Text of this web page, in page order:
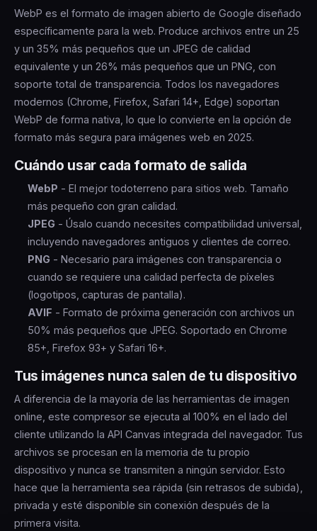
WebP es el formato de imagen abierto de Google diseñado
específicamente para la web. Produce archivos entre un 25
y un 35% más pequeños que un JPEG de calidad
equivalente y un 26% más pequeños que un PNG, con
soporte total de transparencia. Todos los navegadores
modernos (Chrome, Firefox, Safari 14+, Edge) soportan
WebP de forma nativa, lo que lo convierte en la opción de
formato más segura para imágenes web en 2025.
Cuándo usar cada formato de salida
WebP - El mejor todoterreno para sitios web. Tamaño
más pequeño con gran calidad.
JPEG - Úsalo cuando necesites compatibilidad universal,
incluyendo navegadores antiguos y clientes de correo.
PNG - Necesario para imágenes con transparencia o
cuando se requiere una calidad perfecta de píxeles
(logotipos, capturas de pantalla).
AVIF - Formato de próxima generación con archivos un
50% más pequeños que JPEG. Soportado en Chrome
85+, Firefox 93+ y Safari 16+.
Tus imágenes nunca salen de tu dispositivo
A diferencia de la mayoría de las herramientas de imagen
online, este compresor se ejecuta al 100% en el lado del
cliente utilizando la API Canvas integrada del navegador. Tus
archivos se procesan en la memoria de tu propio
dispositivo y nunca se transmiten a ningún servidor. Esto
hace que la herramienta sea rápida (sin retrasos de subida),
privada y esté disponible sin conexión después de la
primera visita.